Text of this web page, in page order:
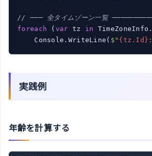
// ─── 全タイムゾーン一覧
foreach ( var tz in
    Console.WriteLine(
$" {tz.Id}
実践例
年齢を計算する